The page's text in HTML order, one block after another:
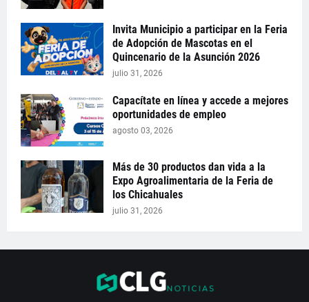
Invita Municipio a participar en la Feria
de Adopción de Mascotas en el
Quincenario de la Asunción 2026
julio 31, 2026
Capacítate en línea y accede a mejores
oportunidades de empleo
agosto 03, 2026
Más de 30 productos dan vida a la
Expo Agroalimentaria de la Feria de
los Chicahuales
julio 31, 2026